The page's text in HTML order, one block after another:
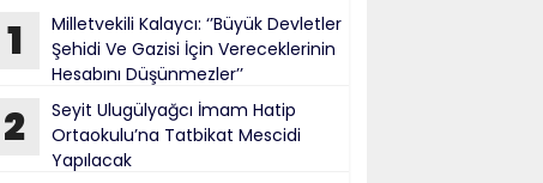
1
Milletvekili Kalaycı: ‘’Büyük Devletler
Şehidi Ve Gazisi İçin Vereceklerinin
Hesabını Düşünmezler’’
2
Seyit Ulugülyağcı İmam Hatip
Ortaokulu’na Tatbikat Mescidi
Yapılacak